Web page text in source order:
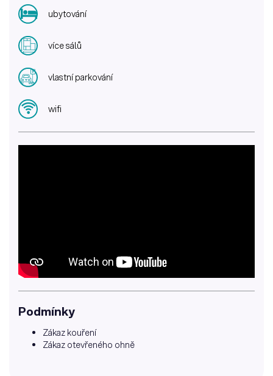
ubytování
více sálů
vlastní parkování
wifi
Podmínky
Zákaz kouření
Zákaz otevřeného ohně